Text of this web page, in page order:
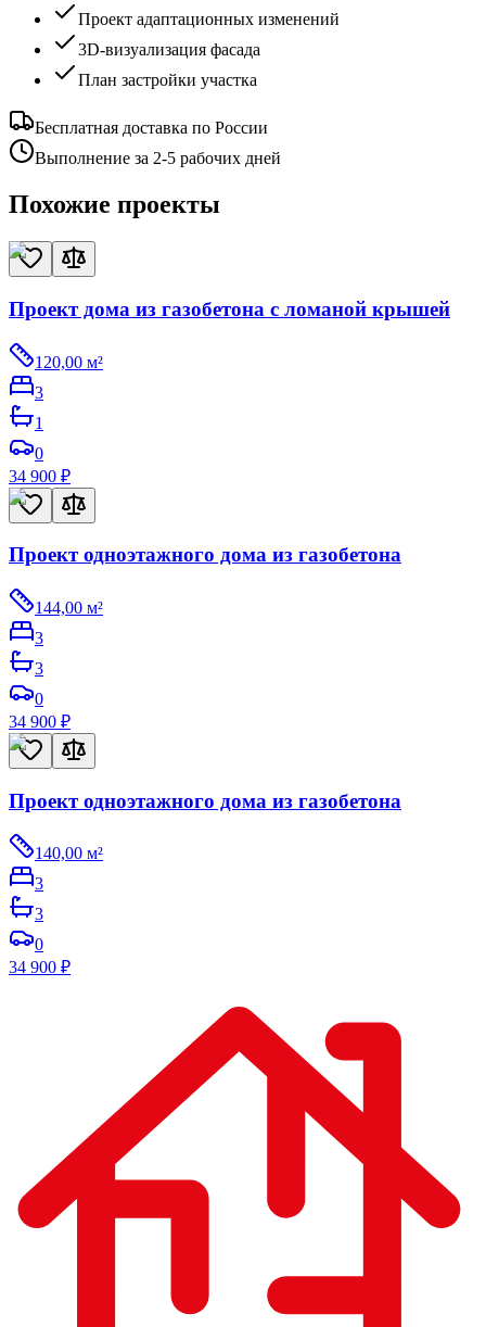
Проект адаптационных изменений
3D-визуализация фасада
План застройки участка
Бесплатная доставка по России
Выполнение за 2-5 рабочих дней
Похожие проекты
Проект дома из газобетона с ломаной крышей
120,00 м²
3
1
0
34 900 ₽
Проект одноэтажного дома из газобетона
144,00 м²
3
3
0
34 900 ₽
Проект одноэтажного дома из газобетона
140,00 м²
3
3
0
34 900 ₽